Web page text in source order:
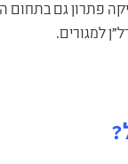
פתרון גם בתחום
למגורים.